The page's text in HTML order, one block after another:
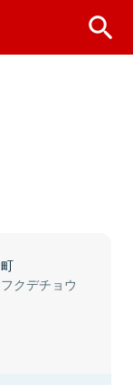
クデチョウ